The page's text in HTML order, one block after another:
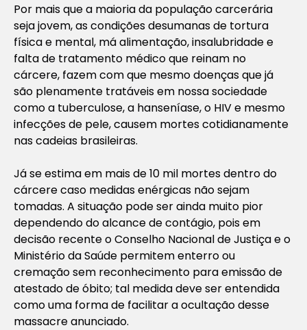
Por mais que a maioria da população carcerária
seja jovem, as condições desumanas de tortura
física e mental, má alimentação, insalubridade e
falta de tratamento médico que reinam no
cárcere, fazem com que mesmo doenças que já
são plenamente tratáveis em nossa sociedade
como a tuberculose, a hanseníase, o HIV e mesmo
infecções de pele, causem mortes cotidianamente
nas cadeias brasileiras.
Já se estima em mais de 10 mil mortes dentro do
cárcere caso medidas enérgicas não sejam
tomadas. A situação pode ser ainda muito pior
dependendo do alcance de contágio, pois em
decisão recente o Conselho Nacional de Justiça e o
Ministério da Saúde permitem enterro ou
cremação sem reconhecimento para emissão de
atestado de óbito; tal medida deve ser entendida
como uma forma de facilitar a ocultação desse
massacre anunciado.